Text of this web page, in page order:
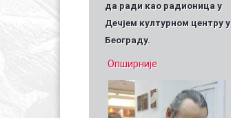
да ради као радионица у
Дечјем културном центру у
Београду.
Опширније